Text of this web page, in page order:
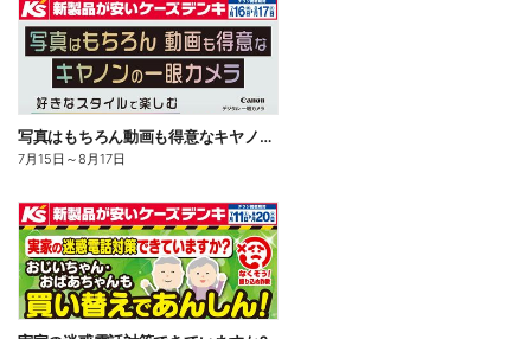
写真はもちろん動画も得意なキヤノンの一眼カメラ
7月15日 ～8月17日